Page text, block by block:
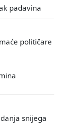
padavina
političare
snijega